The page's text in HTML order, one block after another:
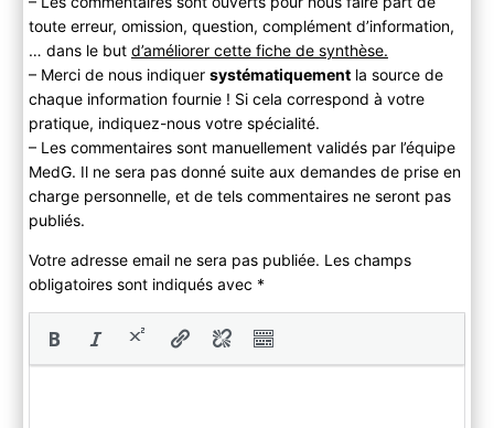
toute erreur, omission, question, complément d’information,
… dans le but d’améliorer cette fiche de synthèse.
– Merci de nous indiquer systématiquementla source de
chaque information fournie ! Si cela correspond à votre
pratique, indiquez-nous votre spécialité.
– Les commentaires sont manuellement validés par l’équipe
MedG. Il ne sera pas donné suite aux demandes de prise en
charge personnelle, et de tels commentaires ne seront pas
publiés.
Votre adresse email ne sera pas publiée. Les champs
obligatoires sont indiqués avec *